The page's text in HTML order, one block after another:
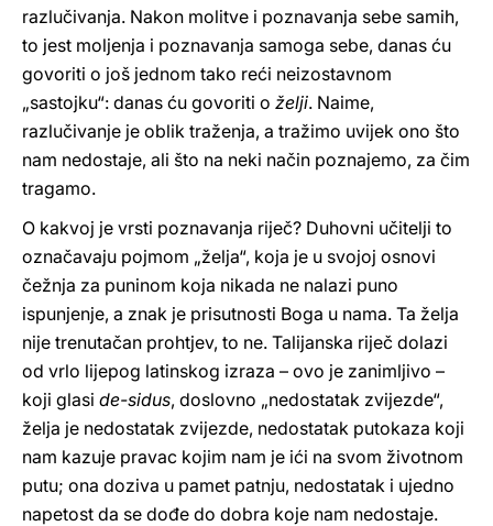
razlučivanja. Nakon molitve i poznavanja sebe samih,
to jest moljenja i poznavanja samoga sebe, danas ću
govoriti o još jednom tako reći neizostavnom
„sastojku“: danas ću govoriti o želji. Naime,
razlučivanje je oblik traženja, a tražimo uvijek ono što
nam nedostaje, ali što na neki način poznajemo, za čim
tragamo.
O kakvoj je vrsti poznavanja riječ? Duhovni učitelji to
označavaju pojmom „želja“, koja je u svojoj osnovi
čežnja za puninom koja nikada ne nalazi puno
ispunjenje, a znak je prisutnosti Boga u nama. Ta želja
nije trenutačan prohtjev, to ne. Talijanska riječ dolazi
od vrlo lijepog latinskog izraza – ovo je zanimljivo –
koji glasi de-sidus, doslovno „nedostatak zvijezde“,
želja je nedostatak zvijezde, nedostatak putokaza koji
nam kazuje pravac kojim nam je ići na svom životnom
putu; ona doziva u pamet patnju, nedostatak i ujedno
napetost da se dođe do dobra koje nam nedostaje.